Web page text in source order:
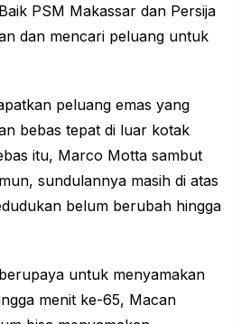
PSM Makassar dan Persija
dan mencari peluang untuk
peluang emas yang
bebas tepat di luar kotak
itu, Marco Motta sambut
sundulannya masih di atas
belum berubah hingga
untuk menyamakan
menit ke-65, Macan